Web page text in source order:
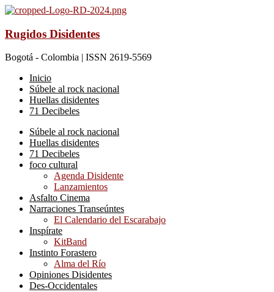
Rugidos Disidentes
Bogotá - Colombia | ISSN 2619-5569
Inicio
Súbele al rock nacional
Huellas disidentes
71 Decibeles
Súbele al rock nacional
Huellas disidentes
71 Decibeles
foco cultural
Agenda Disidente
Lanzamientos
Asfalto Cinema
Narraciones Transeúntes
El Calendario del Escarabajo
Inspírate
KitBand
Instinto Forastero
Alma del Río
Opiniones Disidentes
Des-Occidentales